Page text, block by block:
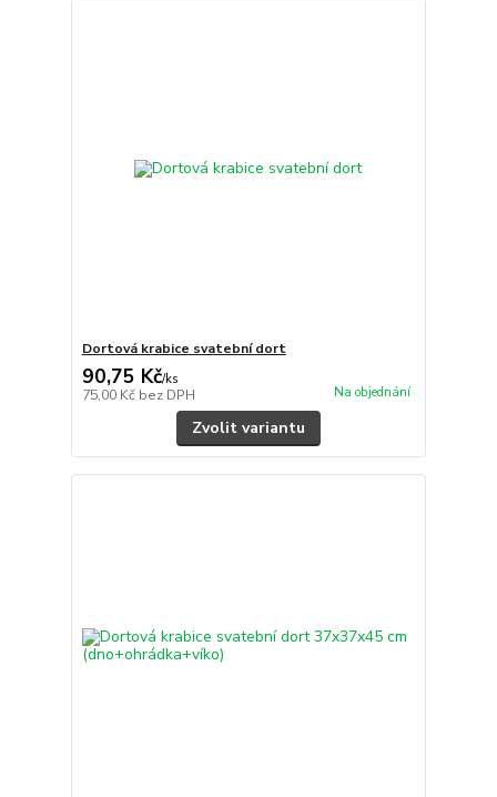
Dortová krabice svatební dort
90,75 Kč/ks
75,00 Kč bez DPH Na objednání
Zvolit variantu